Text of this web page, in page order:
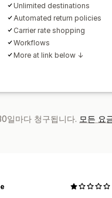
Unlimited destinations
Automated return policies
Carrier rate shopping
Workflows
More at link below ↓
일마다 청구됩니다. 모든 요